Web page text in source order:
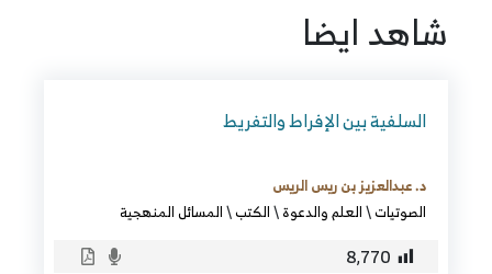
شاهد ايضا
السلفية بين الإفراط والتفريط
د. عبدالعزيز بن ريس الريس
الصوتيات\العلم والدعوة\الكتب\المسائل المنهجية
8٬770